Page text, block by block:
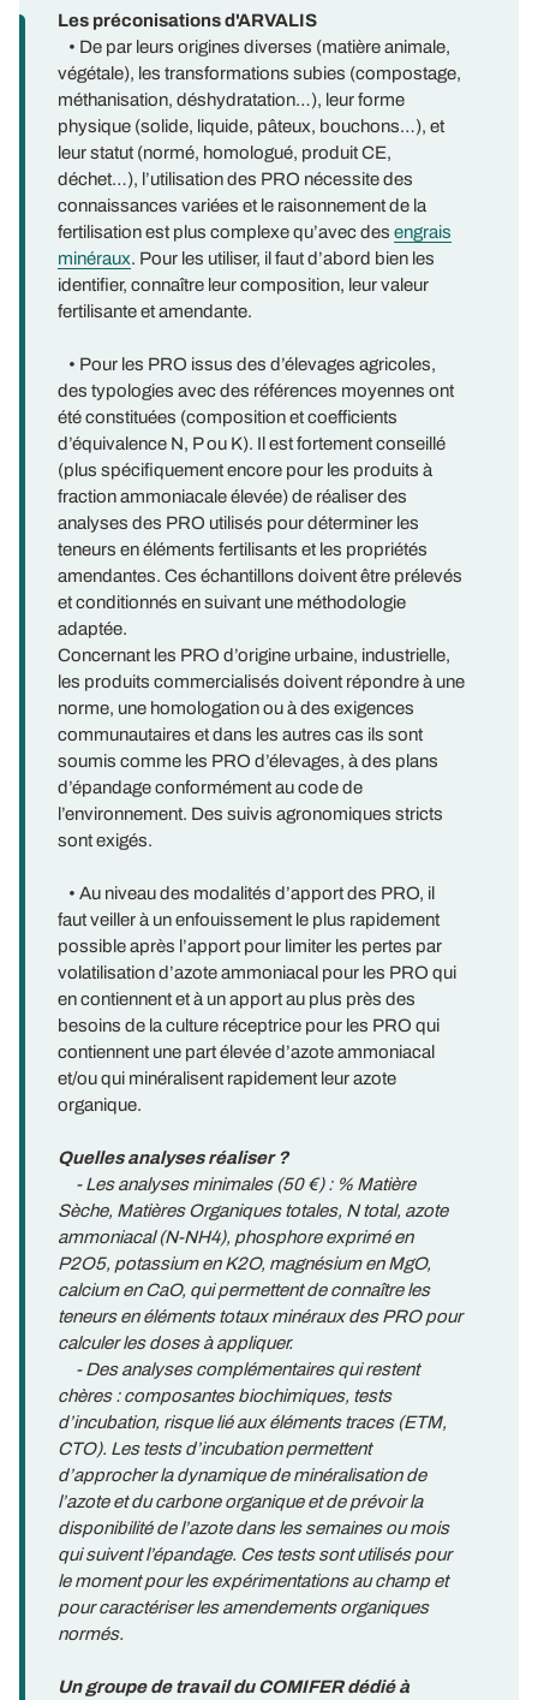
Les préconisations d'ARVALIS
• De par leurs origines diverses (matière animale,
végétale), les transformations subies (compostage,
méthanisation, déshydratation…), leur forme
physique (solide, liquide, pâteux, bouchons…), et
leur statut (normé, homologué, produit CE,
déchet…), l’utilisation des PRO nécessite des
connaissances variées et le raisonnement de la
fertilisation est plus complexe qu’avec des engrais
minéraux. Pour les utiliser, il faut d’abord bien les
identifier, connaître leur composition, leur valeur
fertilisante et amendante.
• Pour les PRO issus des d’élevages agricoles,
des typologies avec des références moyennes ont
été constituées (composition et coefficients
d’équivalence N, P ou K). Il est fortement conseillé
(plus spécifiquement encore pour les produits à
fraction ammoniacale élevée) de réaliser des
analyses des PRO utilisés pour déterminer les
teneurs en éléments fertilisants et les propriétés
amendantes. Ces échantillons doivent être prélevés
et conditionnés en suivant une méthodologie
adaptée.
Concernant les PRO d’origine urbaine, industrielle,
les produits commercialisés doivent répondre à une
norme, une homologation ou à des exigences
communautaires et dans les autres cas ils sont
soumis comme les PRO d’élevages, à des plans
d’épandage conformément au code de
l’environnement. Des suivis agronomiques stricts
sont exigés.
• Au niveau des modalités d’apport des PRO, il
faut veiller à un enfouissement le plus rapidement
possible après l’apport pour limiter les pertes par
volatilisation d’azote ammoniacal pour les PRO qui
en contiennent et à un apport au plus près des
besoins de la culture réceptrice pour les PRO qui
contiennent une part élevée d’azote ammoniacal
et/ou qui minéralisent rapidement leur azote
organique.
Quelles analyses réaliser ?
- Les analyses minimales (50 €) : % Matière
Sèche, Matières Organiques totales, N total, azote
ammoniacal (N-NH4), phosphore exprimé en
P2O5, potassium en K2O, magnésium en MgO,
calcium en CaO, qui permettent de connaître les
teneurs en éléments totaux minéraux des PRO pour
calculer les doses à appliquer.
- Des analyses complémentaires qui restent
chères : composantes biochimiques, tests
d’incubation, risque lié aux éléments traces (ETM,
CTO). Les tests d’incubation permettent
d’approcher la dynamique de minéralisation de
l’azote et du carbone organique et de prévoir la
disponibilité de l’azote dans les semaines ou mois
qui suivent l’épandage. Ces tests sont utilisés pour
le moment pour les expérimentations au champ et
pour caractériser les amendements organiques
normés.
Un groupe de travail du COMIFER dédié à